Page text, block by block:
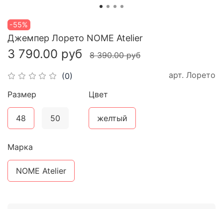
-55%
(0) арт. Лорето
Джемпер Лорето NOME Atelier
3 790.00 руб 8 390.00 руб
Размер
48 50
Цвет
желтый
Марка
NOME Atelier